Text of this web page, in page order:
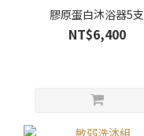
膠原蛋白沐浴器5支
NT$6,400